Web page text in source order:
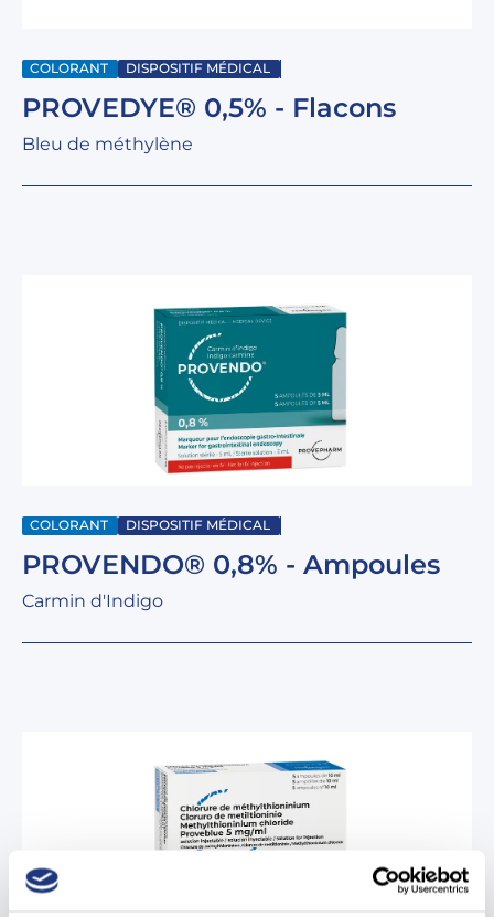
COLORANT DISPOSITIF MÉDICAL
PROVEDYE® 0,5% - Flacons
Bleu de méthylène
COLORANT DISPOSITIF MÉDICAL
PROVENDO® 0,8% - Ampoules
Carmin d'Indigo